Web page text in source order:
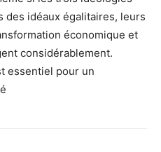
des idéaux égalitaires, leurs
économique et
considérablement.
essentiel pour un